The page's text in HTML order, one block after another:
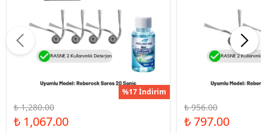
%17 İndirim
₺ 1,280.00
₺ 1,067.00
₺ 956.00
₺ 797.00